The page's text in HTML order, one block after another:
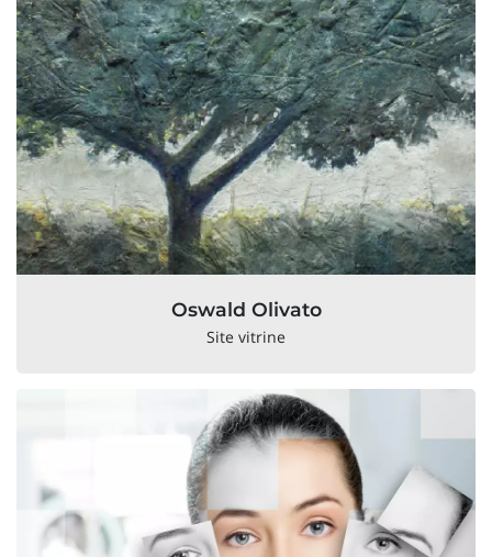
Oswald Olivato
Site vitrine